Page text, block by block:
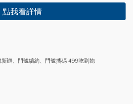
點我看詳情